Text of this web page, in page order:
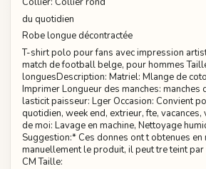
du quotidien
Robe longue décontractée
T-shirt polo pour fans avec impression
match de football belge, pour hommes
longuesDescription: Matriel: Mlange de
Imprimer Longueur des manches: manches
lasticit paisseur: Lger Occasion: Convient
quotidien, week end, extrieur, fte, vacances,
de moi: Lavage en machine, Nettoyage
Suggestion:* Ces donnes ont t obtenues en
manuellement le produit, il peut tre teint
CM Taille: